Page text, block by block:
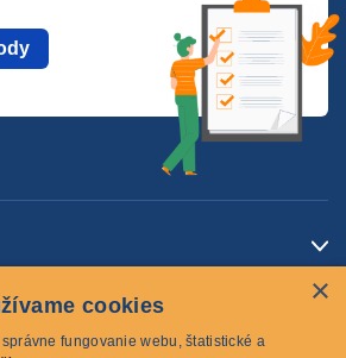
×
cookies
fungovanie webu, štatistické a